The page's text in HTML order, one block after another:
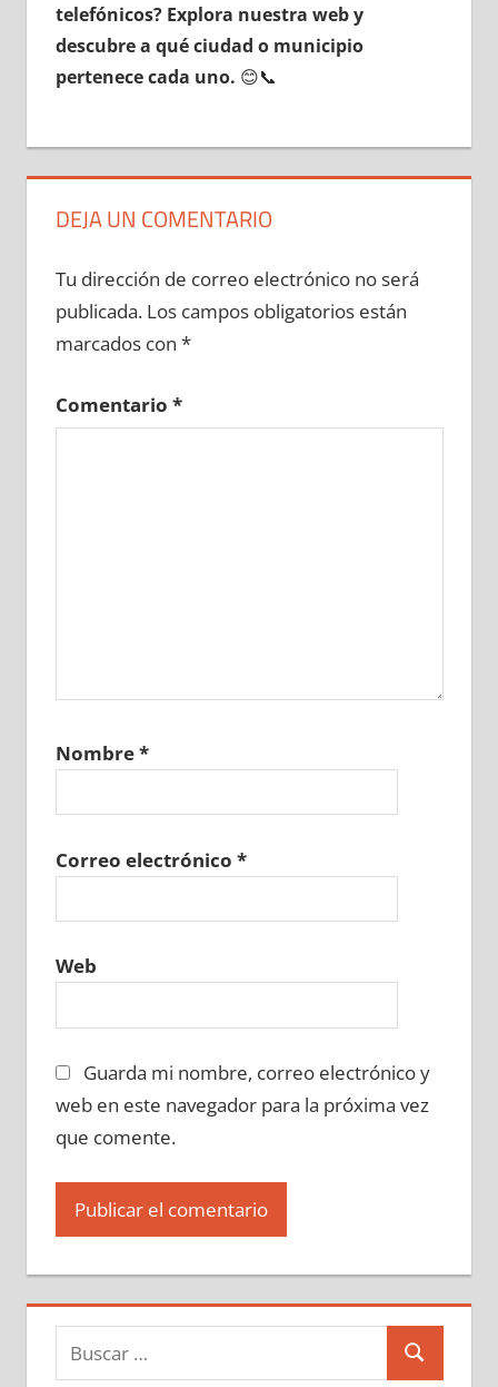
telefónicos? Explora nuestra web у
descubre а qué ciudad ο municipio
pertenece cada uno. 😊📞
DEJA UN COMENTARIO
Tu dirección de correo electrónico no será
publicada. Los campos obligatorios están
marcados con *
Comentario *
Nombre*
Correo electrónico *
Web
Guarda mi nombre, correo electrónico y
web en este navegador para la próxima vez
que comente.
Buscar